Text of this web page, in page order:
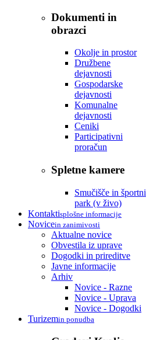
Dokumenti in
obrazci
Okolje in prostor
Družbene
dejavnosti
Gospodarske
dejavnosti
Komunalne
dejavnosti
Ceniki
Participativni
proračun
Spletne kamere
Smučišče in športni
park (v živo)
Kontaktisplošne informacije
Novicein zanimivosti
Aktualne novice
Obvestila iz uprave
Dogodki in prireditve
Javne informacije
Arhiv
Novice - Razne
Novice - Uprava
Novice - Dogodki
Turizemin ponudba